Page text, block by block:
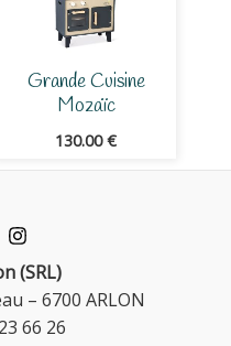
Grande Cuisine
Mozaïc
130.00€
(SRL)
– 6700 ARLON
66 26